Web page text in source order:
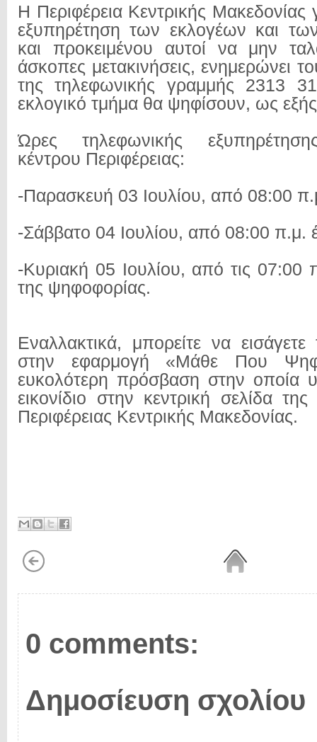
Η Περιφέρεια Κεντρικής Μακεδονίας
εξυπηρέτηση των εκλογέων και
και προκειμένου αυτοί να μην
άσκοπες μετακινήσεις, ενημερώνει
της τηλεφωνικής γραμμής 2313
εκλογικό τμήμα θα ψηφίσουν, ως
Ώρες τηλεφωνικής
κέντρου Περιφέρειας:
-Παρασκευή 03 Ιουλίου, από 08:00
-Σάββατο 04 Ιουλίου, από 08:00 π.μ.
-Κυριακή 05 Ιουλίου, από τις 07:00
της ψηφοφορίας.
Εναλλακτικά, μπορείτε να εισάγετε
στην εφαρμογή «Μάθε Που
ευκολότερη πρόσβαση στην οποία
εικονίδιο στην κεντρική σελίδα της
Περιφέρειας Κεντρικής Μακεδονίας.
0 comments:
Δημοσίευση σχολίου